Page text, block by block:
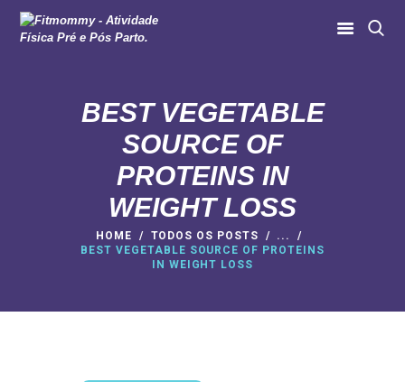
BEST VEGETABLE
SOURCE OF
PROTEINS IN
WEIGHT LOSS
HOME TODOS OS POSTS
...
BEST VEGETABLE SOURCE OF PROTEINS
IN WEIGHT LOSS
HOME
SOBRE NÓS
MODALIDADES
MURAL DAS MÃES
AULAS ONLINE